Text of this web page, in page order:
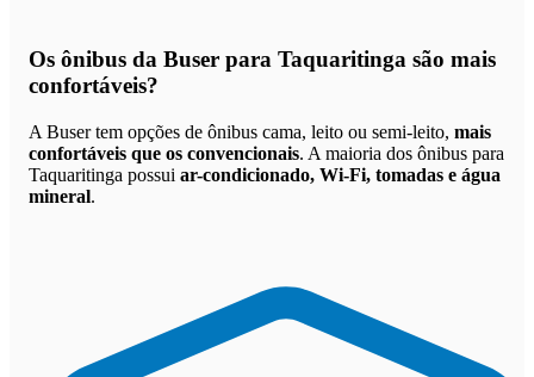
Os ônibus da Buser para Taquaritinga são mais
confortáveis?
A Buser tem opções de ônibus cama, leito ou semi-leito, mais
confortáveis que os convencionais. A maioria dos ônibus para
Taquaritinga possui ar-condicionado, Wi-Fi, tomadas e água
mineral.